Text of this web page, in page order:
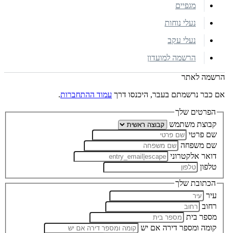
מגפיים
נעלי נוחות
נעלי עקב
הרשמה למועדון
הרשמה לאתר
אם כבר נרשמתם בעבר, היכנסו דרך עמוד ההתחברות.
הפרטים שלך
קבוצת משתמש
שם פרטי
שם משפחה
דואר אלקטרוני
טלפון
הכתובת שלך
עיר
רחוב
מספר בית
קומה ומספר דירה אם יש